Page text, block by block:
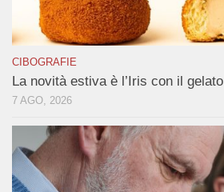
CIBOGRAFIE
La novità estiva è l’Iris con il gelato
7 AGO, 2026